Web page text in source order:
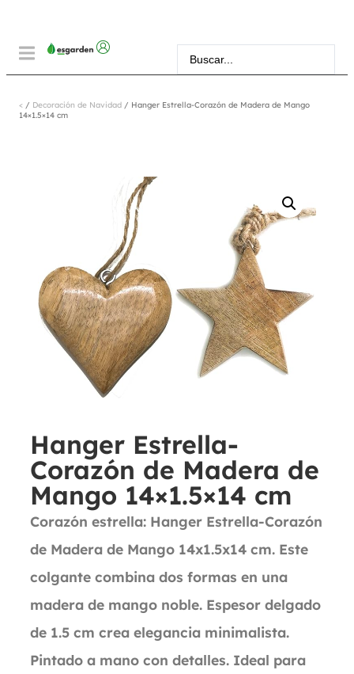
< / Decoración de Navidad / Hanger Estrella-Corazón de Madera de Mango
14×1.5×14 cm
Hanger Estrella-
Corazón de Madera de
Mango 14×1.5×14 cm
Corazón estrella: Hanger Estrella-Corazón
de Madera de Mango 14x1.5x14 cm. Este
colgante combina dos formas en una
madera de mango noble. Espesor delgado
de 1.5 cm crea elegancia minimalista.
Pintado a mano con detalles. Ideal para